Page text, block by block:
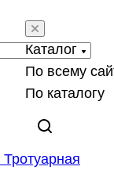
Каталог
По всему
По каталогу
Тротуарная